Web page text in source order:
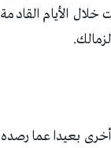
الأيام القادمة
أخرى بعيدا عما رصده